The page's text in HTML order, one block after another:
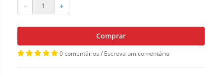
- +
Comprar
0 comentários / Escreva um comentário